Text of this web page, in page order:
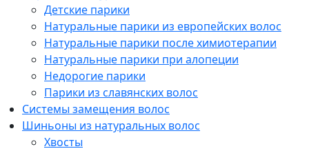
Детские парики
Натуральные парики из европейских волос
Натуральные парики после химиотерапии
Натуральные парики при алопеции
Недорогие парики
Парики из славянских волос
Системы замещения волос
Шиньоны из натуральных волос
Хвосты